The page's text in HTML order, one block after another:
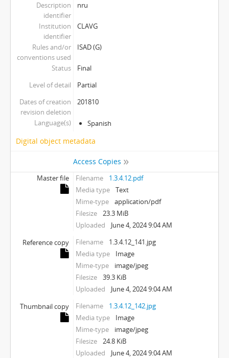
Description
identifier
nru
Institution
identifier
CLAVG
Rules and/or
conventions used
ISAD (G)
Status
Final
Level of detail
Partial
Dates of creation
revision deletion
201810
Language(s) Spanish
Digital object metadata
Access Copies
Master file Filename
1.3.4.12.pdf
Media type
Text
Mime-type
application/pdf
Filesize
23.3 MiB
Uploaded
June 4, 2024 9:04 AM
Reference copy
Filename
1.3.4.12_141.jpg
Media type
Image
Mime-type
image/jpeg
Filesize
39.3 KiB
Uploaded
June 4, 2024 9:04 AM
Thumbnail copy
Filename
1.3.4.12_142.jpg
Media type
Image
Mime-type
image/jpeg
Filesize
24.8 KiB
Uploaded
June 4, 2024 9:04 AM